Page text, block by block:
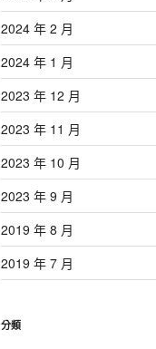
2024 年 2 月
2024 年 1 月
2023 年 12 月
2023 年 11 月
2023 年 10 月
2023 年 9 月
2019 年 8 月
2019 年 7 月
分類